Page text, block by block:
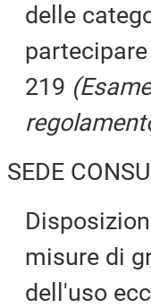
delle
219
SEDE
misure di
dell'uso